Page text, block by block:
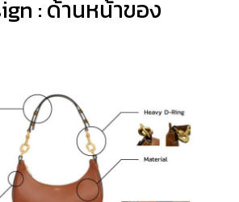
: ด้านหน้าของ